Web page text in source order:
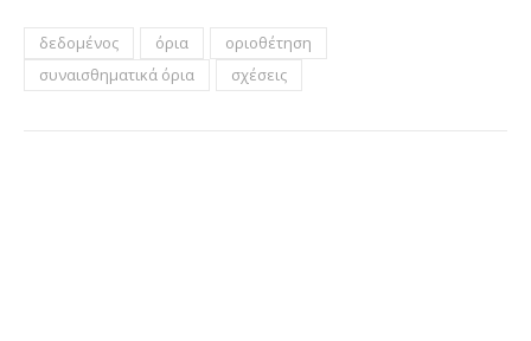
δεδομένος όρια
οριοθέτηση
συναισθηματικά όρια
σχέσεις